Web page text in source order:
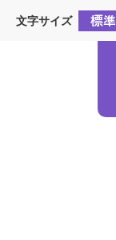
文字サイズ